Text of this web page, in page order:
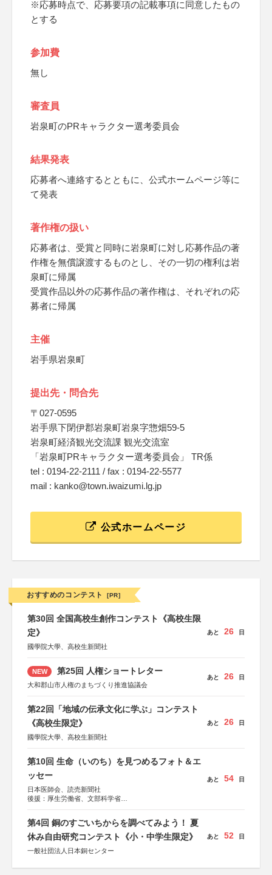
※応募時点で、応募要項の記載事項に同意したもの
とする
参加費
無し
審査員
岩泉町のPRキャラクター選考委員会
結果発表
応募者へ連絡するとともに、公式ホームページ等に
て発表
著作権の扱い
応募者は、受賞と同時に岩泉町に対し応募作品の著
作権を無償譲渡するものとし、その一切の権利は岩
泉町に帰属
受賞作品以外の応募作品の著作権は、それぞれの応
募者に帰属
主催
岩手県岩泉町
提出先・問合先
〒027-0595
岩手県下閉伊郡岩泉町岩泉字惣畑59-5
岩泉町経済観光交流課 観光交流室
「岩泉町PRキャラクター選考委員会」 TR係
tel : 0194-22-2111 / fax : 0194-22-5577
mail : kanko@town.iwaizumi.lg.jp
公式ホームページ
おすすめのコンテスト [PR]
第30回 全国高校生創作コンテスト《高校生限
定》
國學院大學、高校生新聞社
あと 26 日
NEW 第25回 人権ショートレター
大和郡山市人権のまちづくり推進協議会
あと 26 日
第22回「地域の伝承文化に学ぶ」コンテスト
《高校生限定》
國學院大學、高校生新聞社
あと 26 日
第10回 生命（いのち）を見つめるフォト＆エ
ッセー
日本医師会、読売新聞社
後援：厚生労働省、文部科学省
あと 54 日
第4回 銅のすごいちからを調べてみよう！ 夏
休み自由研究コンテスト《小・中学生限定》
一般社団法人日本銅センター
あと 52 日